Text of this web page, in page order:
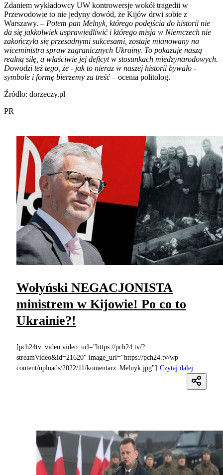
Zdaniem wykładowcy UW kontrowersje wokół tragedii w
Przewodowie to nie jedyny dowód, że Kijów drwi sobie z
Warszawy. – Potem pan Melnyk, którego podejścia do historii nie
da się jakkolwiek usprawiedliwić i którego misja w Niemczech nie
zakończyła się przesadnymi sukcesami, zostaje mianowany na
wiceministra spraw zagranicznych Ukrainy. To pokazuje naszą
realną siłę, a właściwie jej deficyt w stosunkach międzynarodowych.
Dowodzi też tego, że - jak to nieraz w naszej historii bywało -
symbole i formę bierzemy za treść– ocenia politolog.
Źródło: dorzeczy.pl
PR
Wołyński NEGACJONISTA
ministrem w Kijowie! Po co to
Ukrainie?!
[pch24tv_video video_url="https://pch24.tv/?
streamVideo&id=21620" image_url="https://pch24.tv/wp-
content/uploads/2022/11/komentarz_Melnyk.jpg"] Czytaj dalej